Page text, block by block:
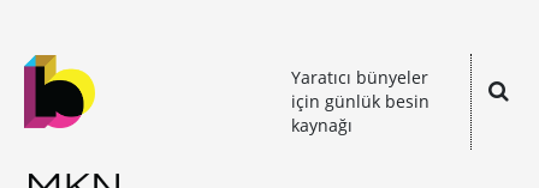
Yaratıcı bünyeler
için günlük besin
kaynağı